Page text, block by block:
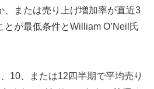
、または売り上げ増加率が直近3
とが最低条件とWilliam O’Neil氏
10、または12四半期で平均売り